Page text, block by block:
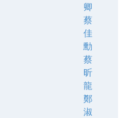
卿
蔡
佳
勳
蔡
昕
龍
鄭
淑